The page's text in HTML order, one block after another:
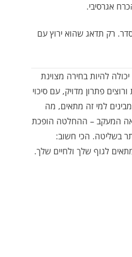
אגרסיבי.
רק תדאג שהוא ירוץ עם
להיות בחירה מצוינת
פתרון מדויק, עם סיכוי
למי זה מתאים, מה
המעקב – ההחלטה הופכת
בשליטה. הכי חשוב:
לגוף שלך ולחיים שלך.